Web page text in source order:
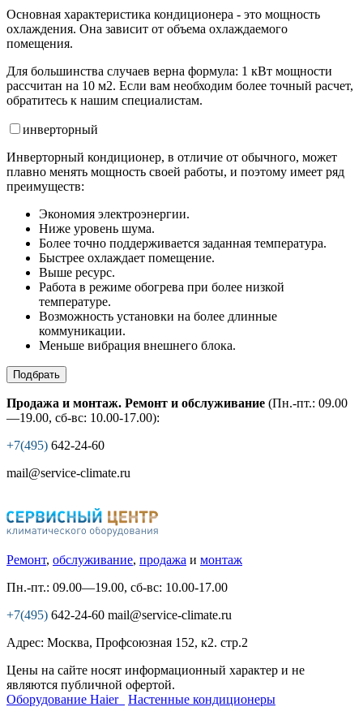
Основная характеристика кондиционера - это мощность
охлаждения. Она зависит от объема охлаждаемого
помещения.
Для большинства случаев верна формула: 1 кВт мощности
рассчитан на 10 м2. Если вам необходим более точный расчет,
обратитесь к нашим специалистам.
инверторный
Инверторный кондиционер, в отличие от обычного, может
плавно менять мощность своей работы, и поэтому имеет ряд
преимуществ:
Экономия электроэнергии.
Ниже уровень шума.
Более точно поддерживается заданная температура.
Быстрее охлаждает помещение.
Выше ресурс.
Работа в режиме обогрева при более низкой
температуре.
Возможность установки на более длинные
коммуникации.
Меньше вибрация внешнего блока.
Подбрать
Продажа и монтаж. Ремонт и обслуживание (Пн.-пт.: 09.00
—19.00, сб-вс: 10.00-17.00):
+7(495) 642-24-60
mail@service-climate.ru
Ремонт, обслуживание, продажа и монтаж
Пн.-пт.: 09.00—19.00, сб-вс: 10.00-17.00
+7(495) 642-24-60 mail@service-climate.ru
Адрес: Москва, Профсоюзная 152, к2. стр.2
Цены на сайте носят информационный характер и не
являются публичной офертой.
Оборудование Haier
Настенные кондиционеры